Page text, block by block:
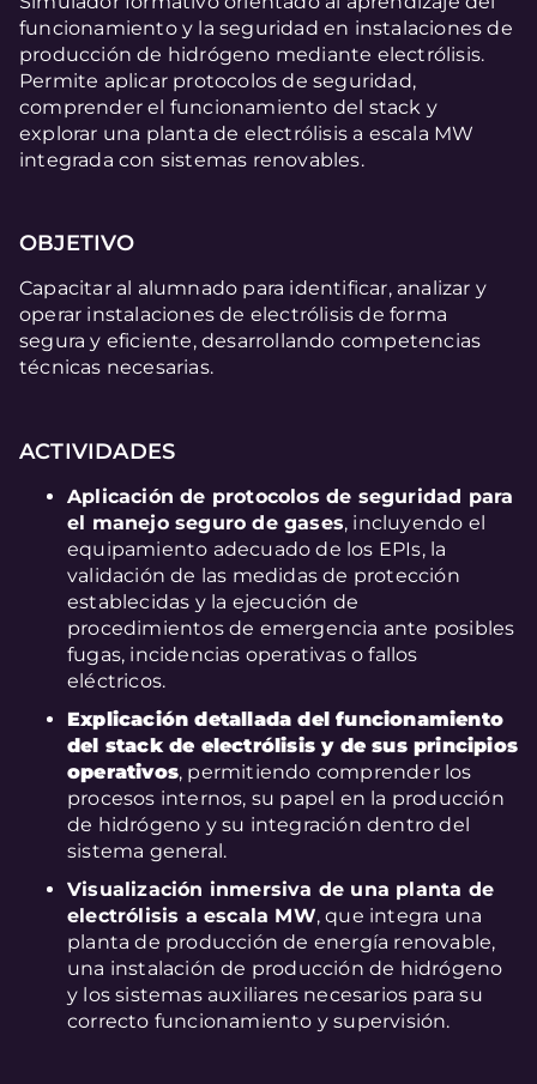
funcionamiento y la seguridad en instalaciones de
producción de hidrógeno mediante electrólisis.
Permite aplicar protocolos de seguridad,
comprender el funcionamiento del stack y
explorar una planta de electrólisis a escala MW
integrada con sistemas renovables.
OBJETIVO
Capacitar al alumnado para identificar, analizar y
operar instalaciones de electrólisis de forma
segura y eficiente, desarrollando competencias
técnicas necesarias.
ACTIVIDADES
Aplicación de protocolos de seguridad para
el manejo seguro de gases, incluyendo el
equipamiento adecuado de los EPIs, la
validación de las medidas de protección
establecidas y la ejecución de
procedimientos de emergencia ante posibles
fugas, incidencias operativas o fallos
eléctricos.
Explicación detallada del funcionamiento
del stack de electrólisis y de sus principios
operativos, permitiendo comprender los
procesos internos, su papel en la producción
de hidrógeno y su integración dentro del
sistema general.
Visualización inmersiva de una planta de
electrólisis a escala MW, que integra una
planta de producción de energía renovable,
una instalación de producción de hidrógeno
y los sistemas auxiliares necesarios para su
correcto funcionamiento y supervisión.